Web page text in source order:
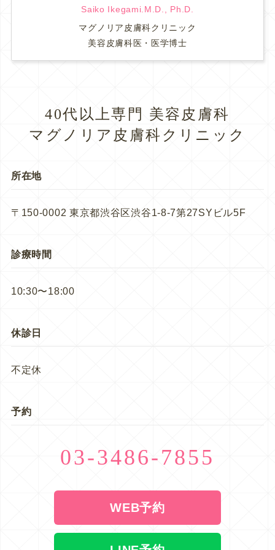
Saiko Ikegami.M.D., Ph.D.
マグノリア皮膚科クリニック
美容皮膚科医・医学博士
40代以上専門 美容皮膚科
マグノリア皮膚科クリニック
所在地
〒150-0002 東京都渋谷区渋谷1-8-7第27SYビル5F
診療時間
10:30〜18:00
休診日
不定休
予約
03-3486-7855
WEB予約